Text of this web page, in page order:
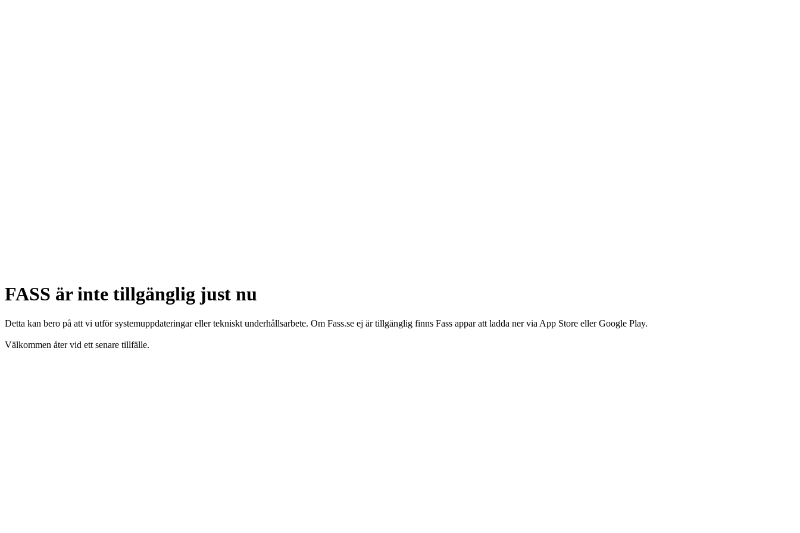
FASS är inte tillgänglig just nu
Detta kan bero på att vi utför systemuppdateringar eller tekniskt underhållsarbete. Om Fass.se ej är tillgänglig finns Fass appar att ladda ner via App Store eller Google Play.
Välkommen åter vid ett senare tillfälle.